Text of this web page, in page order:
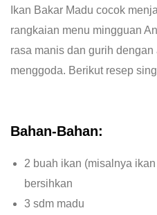
Ikan Bakar Madu cocok
rangkaian menu mingguan
rasa manis dan gurih
menggoda. Berikut resep
Bahan-Bahan:
2 buah ikan (misalnya
bersihkan
3 sdm madu